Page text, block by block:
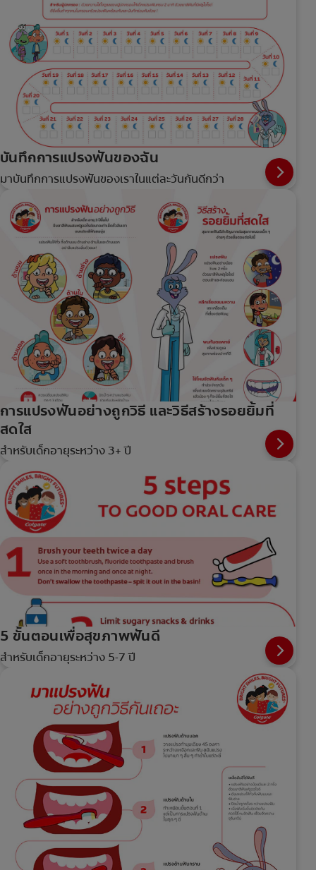
บันทึกการแปรงฟันของฉัน
มาบันทึกการแปรงฟันของเราในแต่ละวันกันดีกว่า
การแปรงฟันอย่างถูกวิธี และวิธีสร้างรอยยิ้มที่
สดใส
สำหรับเด็กอายุระหว่าง 3+ ปี
5 ขั้นตอนเพื่อสุขภาพฟันดี
สำหรับเด็กอายุระหว่าง 5-7 ปี